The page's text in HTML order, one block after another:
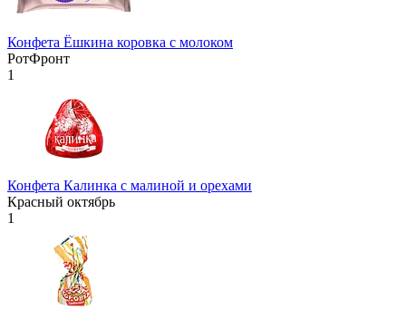
Конфета Ёшкина коровка с молоком
РотФронт
1
Конфета Калинка с малиной и орехами
Красный октябрь
1